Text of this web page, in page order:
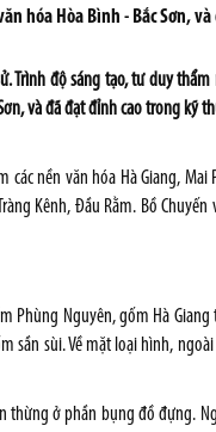
hóa Hòa Bình - Bắc Sơn,
Trình độ sáng tạo, tư duy thẩm
và đã đạt đỉnh cao trong kỹ
nền văn hóa Hà Giang, Mai
Kênh, Đầu Rằm. Bồ Chuyến
Phùng Nguyên, gốm Hà Giang
sần sùi. Về mặt loại hình,
thừng ở phần bụng đồ đựng.